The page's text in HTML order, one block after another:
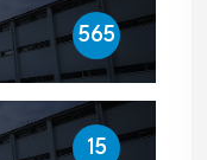
565
15